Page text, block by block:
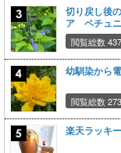
切り戻し後
ア ペチュ
閲覧総数
幼馴染から
閲覧総数
楽天ラッキ